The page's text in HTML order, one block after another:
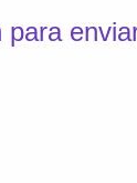
para